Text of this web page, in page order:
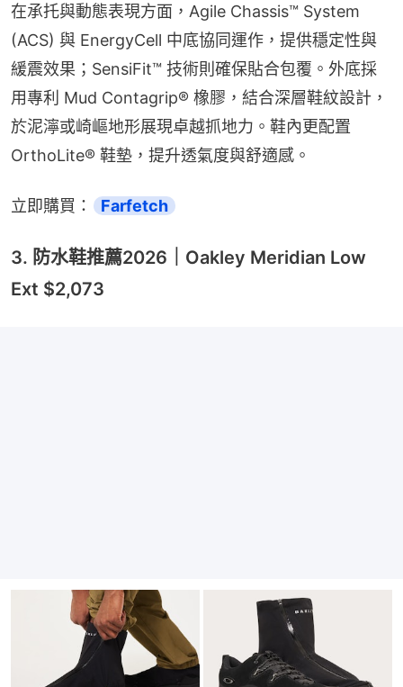
在承托與動態表現方面，Agile Chassis™ System
(ACS) 與 EnergyCell 中底協同運作，提供穩定性與
緩震效果；SensiFit™ 技術則確保貼合包覆。外底採
用專利 Mud Contagrip® 橡膠，結合深層鞋紋設計，
於泥濘或崎嶇地形展現卓越抓地力。鞋內更配置
OrthoLite® 鞋墊，提升透氣度與舒適感。
立即購買： Farfetch
3. 防水鞋推薦2026｜Oakley Meridian Low
Ext $2,073